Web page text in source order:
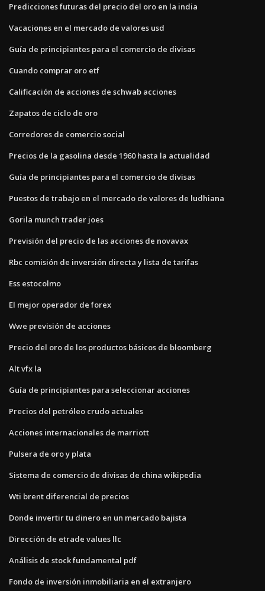
Predicciones futuras del precio del oro en la india
Vacaciones en el mercado de valores usd
Guía de principiantes para el comercio de divisas
Cuando comprar oro etf
Calificación de acciones de schwab acciones
Zapatos de ciclo de oro
Corredores de comercio social
Precios de la gasolina desde 1960 hasta la actualidad
Guía de principiantes para el comercio de divisas
Puestos de trabajo en el mercado de valores de ludhiana
Gorila munch trader joes
Previsión del precio de las acciones de novavax
Rbc comisión de inversión directa y lista de tarifas
Ess estocolmo
El mejor operador de forex
Wwe previsión de acciones
Precio del oro de los productos básicos de bloomberg
Alt vfx la
Guía de principiantes para seleccionar acciones
Precios del petróleo crudo actuales
Acciones internacionales de marriott
Pulsera de oro y plata
Sistema de comercio de divisas de china wikipedia
Wti brent diferencial de precios
Donde invertir tu dinero en un mercado bajista
Dirección de etrade values ​​llc
Análisis de stock fundamental pdf
Fondo de inversión inmobiliaria en el extranjero